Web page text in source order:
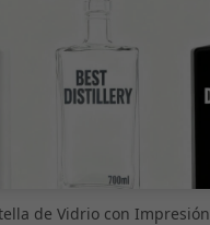
de Vidrio con Impresión